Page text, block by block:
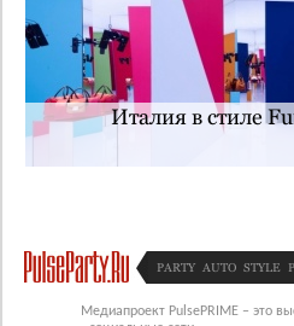
Италия в стиле
PARTY AUTO STYLE
Медиапроект PulsePRIME – это